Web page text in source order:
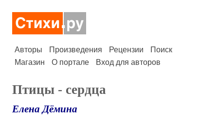
Авторы Произведения Рецензии
Поиск
Магазин
О портале Вход для авторов
Птицы - сердца
Елена Дёмина